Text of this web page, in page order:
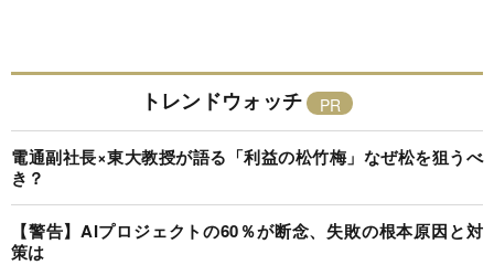
トレンドウォッチ
電通副社長×東大教授が語る「利益の松竹梅」なぜ松を狙うべ
き？
【警告】AIプロジェクトの60％が断念、失敗の根本原因と対
策は